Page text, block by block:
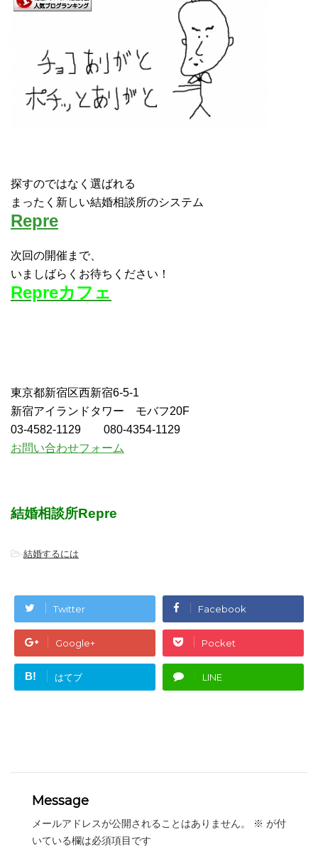
探すのではなく選ばれる
まったく新しい結婚相談所のシステム
Repre
次回の開催まで、
いましばらくお待ちください！
Repreカフェ
東京都新宿区西新宿6-5-1
新宿アイランドタワー モバフ20F
03-4582-1129 080-4354-1129
お問い合わせフォーム
結婚相談所Repre
-結婚するには
Twitter Facebook
Google+ Pocket
B! はてブ LINE
Message
メールアドレスが公開されることはありません。 ※ が付
いている欄は必須項目です